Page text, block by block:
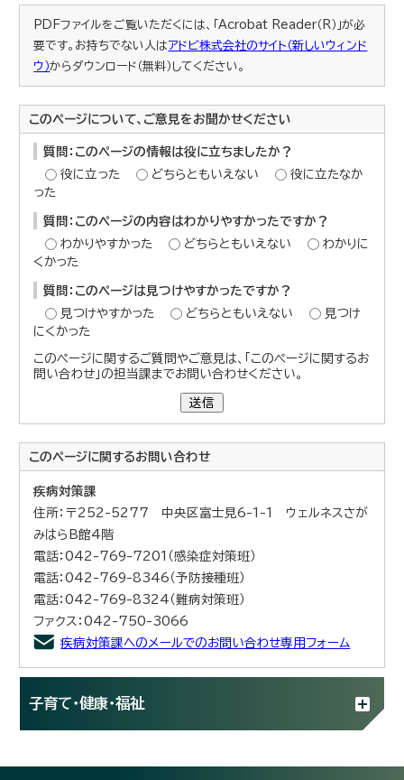
PDFファイルをご覧いただくには、「Acrobat Reader（R）」が必
要です。お持ちでない人はアドビ株式会社のサイト（新しいウィンド
ウ）からダウンロード（無料）してください。
このページについて、ご意見をお聞かせください
質問：このページの情報は役に立ちましたか？
役に立った
どちらともいえない
役に立たなか
った
質問：このページの内容はわかりやすかったですか？
わかりやすかった
どちらともいえない
わかりに
くかった
質問：このページは見つけやすかったですか？
見つけやすかった
どちらともいえない
見つけ
にくかった
このページに関するご質問やご意見は、「このページに関するお
問い合わせ」の担当課までお問い合わせください。
送信
このページに関するお問い合わせ
疾病対策課
住所：〒252-5277 中央区富士見6-1-1 ウェルネスさが
みはらB館4階
電話：042-769-7201（感染症対策班）
電話：042-769-8346（予防接種班）
電話：042-769-8324（難病対策班）
ファクス：042-750-3066
疾病対策課へのメールでのお問い合わせ専用フォーム
子育て・健康・福祉